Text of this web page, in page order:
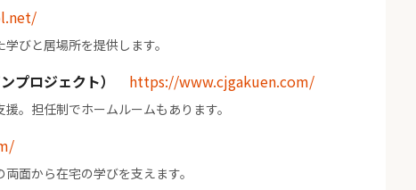
びと居場所を提供します。
プロジェクト） https://www.cjgakuen.com/
。担任制でホームルームもあります。
面から在宅の学びを支えます。